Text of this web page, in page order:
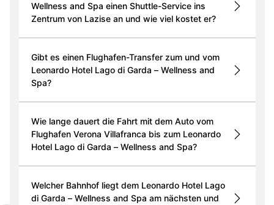
Wellness and Spa einen Shuttle-Service ins
Zentrum von Lazise an und wie viel kostet er?
Gibt es einen Flughafen-Transfer zum und vom
Leonardo Hotel Lago di Garda – Wellness and
Spa?
Wie lange dauert die Fahrt mit dem Auto vom
Flughafen Verona Villafranca bis zum Leonardo
Hotel Lago di Garda – Wellness and Spa?
Welcher Bahnhof liegt dem Leonardo Hotel Lago
di Garda – Wellness and Spa am nächsten und